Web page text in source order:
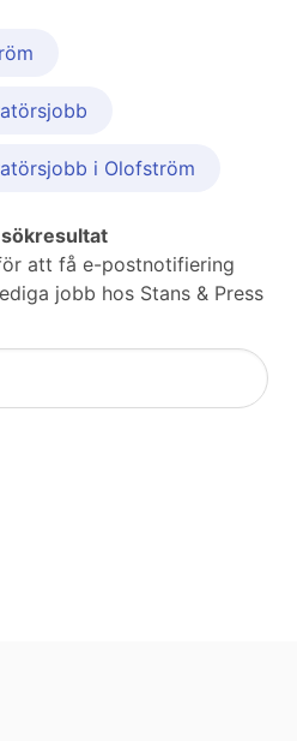
i Olofström
att få e-postnotifiering
jobb hos Stans & Press